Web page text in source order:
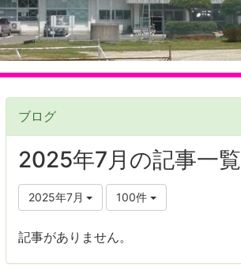
ブログ
2025年7月の記事一覧
2025年7月 100件
記事がありません。